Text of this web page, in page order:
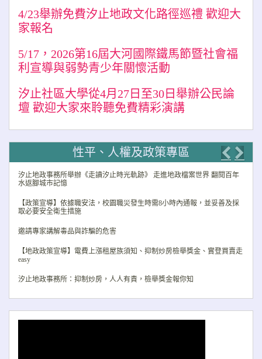
4/23舉辦免費汐止地政文化路徑巡禮 歡迎大
家報名
5/17，2026第16屆大河國際鐵馬節暨社會福
利宣導與弱勢青少年關懷活動
汐止社區大學從4月27日至30日舉辦公民論
壇 歡迎大家來聆聽免費精彩演講
性平、人權及政策專區
汐止地政事務所舉辦《走讀汐止時光軌跡》 走進地政檔案世界 翻閱百年
水返腳城市記憶
【政策宣導】依據職安法，校園職災發生時需8小時內通報，並妥善及採
取必要安全衛生措施
邀請專家講解毒品與詐騙的危害
【地政政策宣導】電費上漲租屋族須知、抑制炒房檢舉獎金、實登買賣走
easy
汐止地政事務所：抑制炒房，人人有責，檢舉獎金報你知